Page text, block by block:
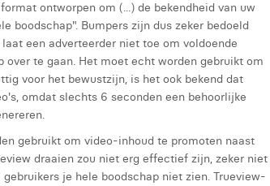
ontworpen om (...) de bekendheid van uw
boodschap". Bumpers zijn dus zeker bedoeld
een adverteerder niet toe om voldoende
te gaan. Het moet echt worden gebruikt om
voor het bewustzijn, is het ook bekend dat
omdat slechts 6 seconden een behoorlijke
gebruikt om video-inhoud te promoten naast
draaien zou niet erg effectief zijn, zeker niet
je hele boodschap niet zien. Trueview-